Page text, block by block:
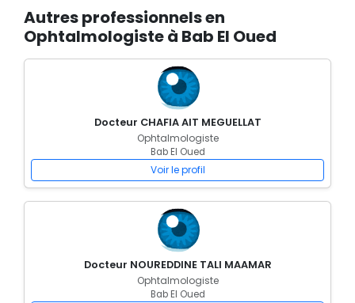
Autres professionnels en
Ophtalmologiste à Bab El Oued
Docteur CHAFIA AIT MEGUELLAT
Ophtalmologiste
Bab El Oued
Voir le profil
Docteur NOUREDDINE TALI MAAMAR
Ophtalmologiste
Bab El Oued